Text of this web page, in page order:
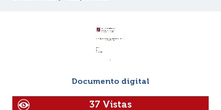
Documento digital
37 Vistas